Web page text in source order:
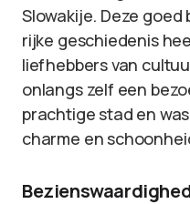
Slowakije. Deze
rijke geschiedenis
liefhebbers van
onlangs zelf een
prachtige stad en
charme en